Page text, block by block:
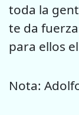
toda la
te da
para ellos
Nota: